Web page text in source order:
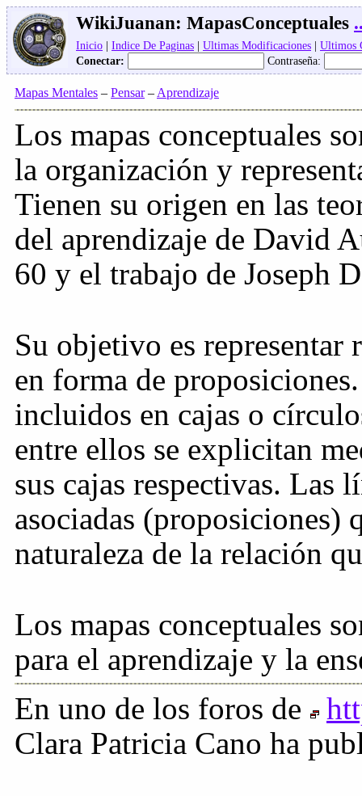
WikiJuanan: MapasConceptuales
Inicio | Indice De Paginas | Ultimas Modificaciones | Ultimos
Conectar:
Contraseña:
Mapas Mentales – Pensar– Aprendizaje
Los mapas conceptuales
la organización y
Tienen su origen en las
del aprendizaje de David
60 y el trabajo de Joseph
Su objetivo es representar
en forma de
incluidos en cajas o
entre ellos se explicitan
sus cajas respectivas. Las
asociadas (proposiciones)
naturaleza de la relación
Los mapas conceptuales
para el aprendizaje y la
En uno de los foros de
Clara Patricia Cano ha